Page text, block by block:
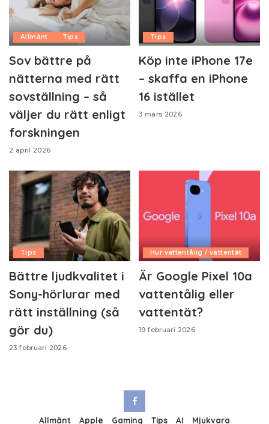
Allmänt Tips
Sov bättre på
nätterna med rätt
sovställning – så
väljer du rätt enligt
forskningen
2 april 2026
Tips
Köp inte iPhone 17e
– skaffa en iPhone
16 istället
3 mars 2026
Tips
Bättre ljudkvalitet i
Sony-hörlurar med
rätt inställning (så
gör du)
23 februari 2026
Hur vattentålig / vattentät
Är Google Pixel 10a
vattentålig eller
vattentät?
19 februari 2026
Allmänt Apple Gaming Tips AI Mjukvara